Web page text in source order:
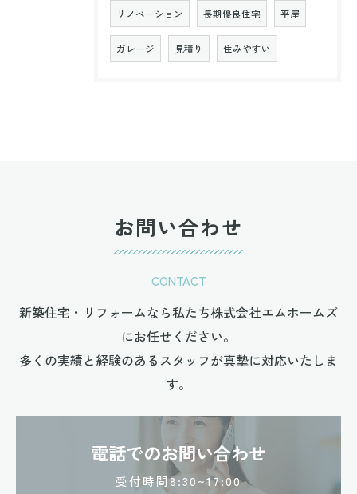
リノベーション 長期優良住宅 平屋
ガレージ 見積り 住みやすい
CONTACT
お問い合わせ
新築住宅・リフォームなら私たち株式会社エムホームズ
にお任せください。
多くの実績と経験のあるスタッフが真摯に対応いたしま
す。
電話でのお問い合わせ
受付時間8:30~17:00